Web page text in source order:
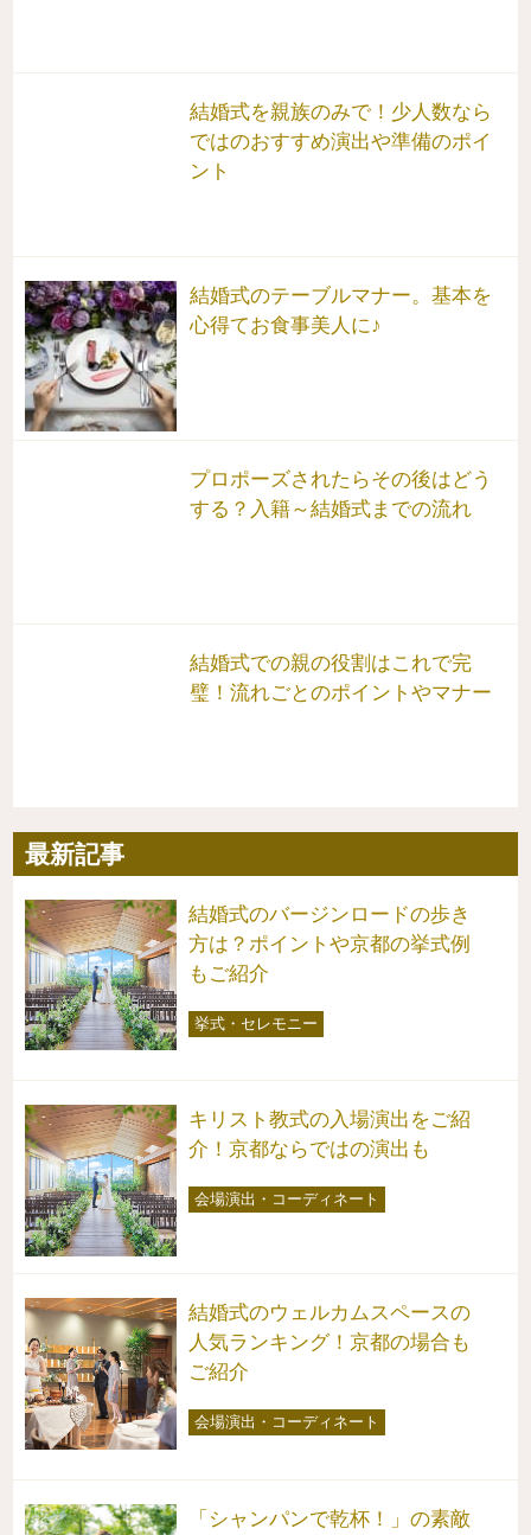
結婚式を親族のみで！少人数なら
ではのおすすめ演出や準備のポイ
ント
結婚式のテーブルマナー。基本を
心得てお食事美人に♪
プロポーズされたらその後はどう
する？入籍～結婚式までの流れ
結婚式での親の役割はこれで完
璧！流れごとのポイントやマナー
最新記事
結婚式のバージンロードの歩き
方は？ポイントや京都の挙式例
もご紹介
挙式・セレモニー
キリスト教式の入場演出をご紹
介！京都ならではの演出も
会場演出・コーディネート
結婚式のウェルカムスペースの
人気ランキング！京都の場合も
ご紹介
会場演出・コーディネート
「シャンパンで乾杯！」の素敵